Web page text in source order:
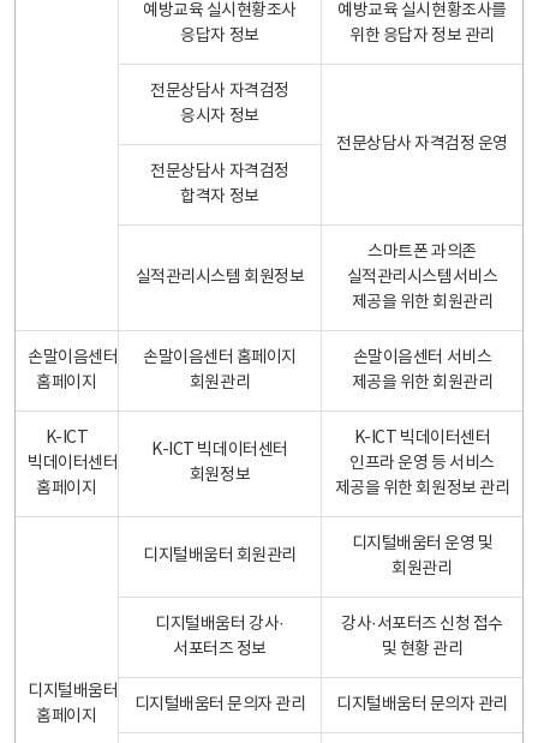
예방교육 실시현황조사
응답자 정보
예방교육 실시현황조사를
위한 응답자 정보 관리
전문상담사 자격검정
응시자 정보
전문상담사 자격검정 운영
전문상담사 자격검정
합격자 정보
실적관리시스템 회원정보
스마트폰 과의존
실적관리시스템서비스
제공을 위한 회원관리
손말이음센터
홈페이지
손말이음센터 홈페이지
회원관리
손말이음센터 서비스
제공을 위한 회원관리
K-ICT
빅데이터센터
홈페이지
K-ICT 빅데이터센터
회원정보
K-ICT 빅데이터센터
인프라 운영 등 서비스
제공을 위한 회원정보 관리
디지털배움터
홈페이지
디지털배움터 회원관리
디지털배움터 운영 및
회원관리
디지털배움터 강사·
서포터즈 정보
강사·서포터즈 신청 접수
및 현황 관리
디지털배움터 문의자 관리 디지털배움터 문의자 관리